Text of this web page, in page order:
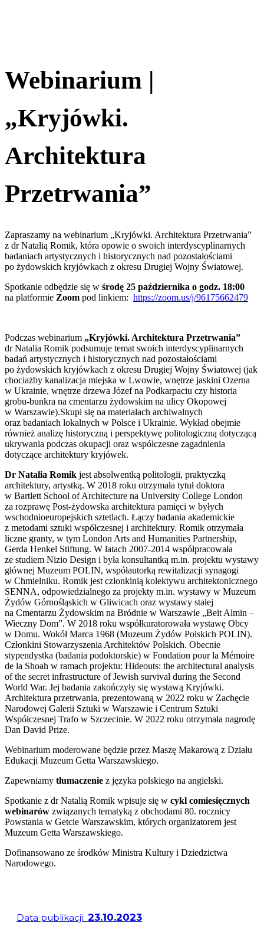
Webinarium |
„Kryjówki.
Architektura
Przetrwania”
Zapraszamy na webinarium „Kryjówki. Architektura Przetrwania”
z dr Natalią Romik, która opowie o swoich interdyscyplinarnych
badaniach artystycznych i historycznych nad pozostałościami
po żydowskich kryjówkach z okresu Drugiej Wojny Światowej.
Spotkanie odbędzie się w środę 25 października o godz. 18:00
na platformie Zoom pod linkiem: https://zoom.us/j/96175662479
Podczas webinarium „Kryjówki. Architektura Przetrwania”
dr Natalia Romik podsumuje temat swoich interdyscyplinarnych
badań artystycznych i historycznych nad pozostałościami
po żydowskich kryjówkach z okresu Drugiej Wojny Światowej (jak
chociażby kanalizacja miejska w Lwowie, wnętrze jaskini Ozerna
w Ukrainie, wnętrze drzewa Józef na Podkarpaciu czy historia
grobu-bunkra na cmentarzu żydowskim na ulicy Okopowej
w Warszawie).Skupi się na materiałach archiwalnych
oraz badaniach lokalnych w Polsce i Ukrainie. Wykład obejmie
również analizę historyczną i perspektywę politologiczną dotyczącą
ukrywania podczas okupacji oraz współczesne zagadnienia
dotyczące architektury kryjówek.
Dr Natalia Romik jest absolwentką politologii, praktyczką
architektury, artystką. W 2018 roku otrzymała tytuł doktora
w Bartlett School of Architecture na University College London
za rozprawę Post-żydowska architektura pamięci w byłych
wschodnioeuropejskich sztetlach. Łączy badania akademickie
z metodami sztuki współczesnej i architektury. Romik otrzymała
liczne granty, w tym London Arts and Humanities Partnership,
Gerda Henkel Stiftung. W latach 2007-2014 współpracowała
ze studiem Nizio Design i była konsultantką m.in. projektu wystawy
głównej Muzeum POLIN, współautorką rewitalizacji synagogi
w Chmielniku. Romik jest członkinią kolektywu architektonicznego
SENNA, odpowiedzialnego za projekty m.in. wystawy w Muzeum
Żydów Górnośląskich w Gliwicach oraz wystawy stałej
na Cmentarzu Żydowskim na Bródnie w Warszawie „Beit Almin –
Wieczny Dom”. W 2018 roku współkuratorowała wystawę Obcy
w Domu. Wokół Marca 1968 (Muzeum Żydów Polskich POLIN).
Członkini Stowarzyszenia Architektów Polskich. Obecnie
stypendystka (badania podoktorskie) w Fondation pour la Mémoire
de la Shoah w ramach projektu: Hideouts: the architectural analysis
of the secret infrastructure of Jewish survival during the Second
World War. Jej badania zakończyły się wystawą Kryjówki.
Architektura przetrwania, prezentowaną w 2022 roku w Zachęcie
Narodowej Galerii Sztuki w Warszawie i Centrum Sztuki
Współczesnej Trafo w Szczecinie. W 2022 roku otrzymała nagrodę
Dan David Prize.
Webinarium moderowane będzie przez Maszę Makarową z Działu
Edukacji Muzeum Getta Warszawskiego.
Zapewniamy tłumaczenie z języka polskiego na angielski.
Spotkanie z dr Natalią Romik wpisuje się w cykl comiesięcznych
webinarów związanych tematyką z obchodami 80. rocznicy
Powstania w Getcie Warszawskim, których organizatorem jest
Muzeum Getta Warszawskiego.
Dofinansowano ze środków Ministra Kultury i Dziedzictwa
Narodowego.
Data publikacji: 23.10.2023